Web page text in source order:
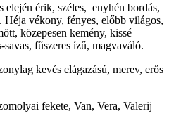
elején érik, széles, enyhén bordás,
vékony, fényes, előbb világos,
közepesen kemény, kissé
fűszeres ízű, magvaváló.
kevés elágazású, merev, erős
fekete, Van, Vera, Valerij